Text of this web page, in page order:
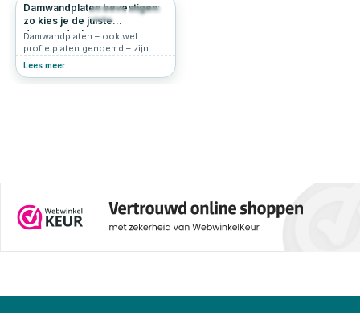
150 5.0
Damwandplaten bevestigen:
zo kies je de juiste
damwandschroeven
Damwandplaten – ook wel
profielplaten genoemd – zijn
metalen platen met een golvend
of trapeziumvormig profiel. Ze
platen goed te bevestigen, zijn
essentieel. In dit artikel leggen
we uit wat damwandplaten zijn,
welke schroeven je nodig hebt
keuze van de juiste bevestiging.
Lees meer